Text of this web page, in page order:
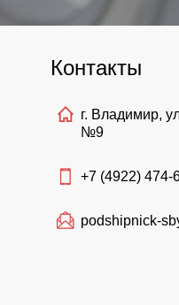
Контакты
г. Владимир,
№9
+7 (4922) 474-
podshipnick-